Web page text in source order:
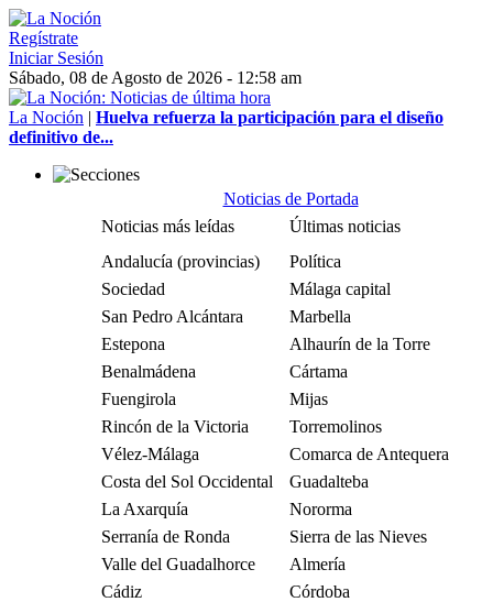
Regístrate
Iniciar Sesión
Sábado, 08 de Agosto de 2026 - 12:58 am
La Noción | Huelva refuerza la participación para el diseño
definitivo de...
Noticias de Portada
Noticias más leídas
Últimas noticias
Andalucía (provincias)
Política
Sociedad
Málaga capital
San Pedro Alcántara
Marbella
Estepona
Alhaurín de la Torre
Benalmádena
Cártama
Fuengirola
Mijas
Rincón de la Victoria
Torremolinos
Vélez-Málaga
Comarca de Antequera
Costa del Sol Occidental
Guadalteba
La Axarquía
Nororma
Serranía de Ronda
Sierra de las Nieves
Valle del Guadalhorce
Almería
Cádiz
Córdoba